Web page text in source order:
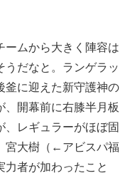
ムから大きく陣容は
うだなと。ランゲラッ
に迎えた新守護神の
開幕前に右膝半月板
レギュラーがほぼ固
宮大樹（←アビスパ福
者が加わったこと